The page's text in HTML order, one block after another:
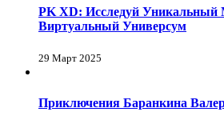
PK XD: Исследуй Уникальный
Виртуальный Универсум
29 Март 2025
Приключения Баранкина